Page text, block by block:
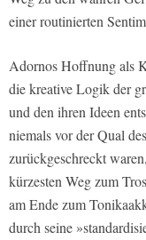
einer routinierten
Adornos Hoffnung als
die kreative Logik der
und den ihren Ideen
niemals vor der Qual
zurückgeschreckt
kürzesten Weg zum
am Ende zum
durch seine